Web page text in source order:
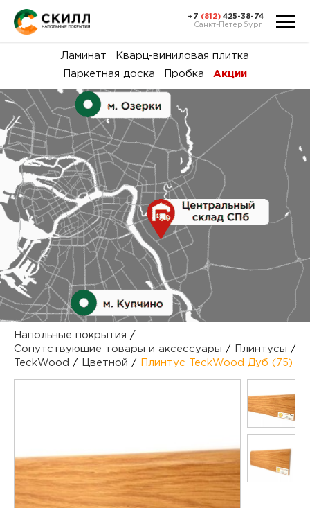
и
+7 (812) 425-38-74
Санкт-Петербург
Ламинат
Кварц-виниловая плитка
Паркетная доска
Пробка Акции
Напольные покрытия /
Сопутствующие товары и аксессуары / Плинтусы /
TeckWood
/ Цветной / Плинтус TeckWood Дуб (75)